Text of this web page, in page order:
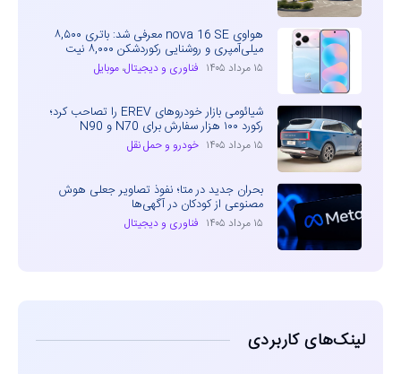
هواوی nova 16 SE معرفی شد: باتری ۸,۵۰۰
میلی‌آمپری و روشنایی رکوردشکن ۸,۰۰۰ نیت
۱۵ مرداد ۱۴۰۵ فناوری و دیجیتال، موبایل
شیائومی بازار خودروهای EREV را تصاحب کرد؛
رکورد ۱۰۰ هزار سفارش برای N70 و N90
۱۵ مرداد ۱۴۰۵ خودرو و حمل نقل
بحران جدید در متا؛ نفوذ تصاویر جعلی هوش
مصنوعی از کودکان در آگهی‌ها
۱۵ مرداد ۱۴۰۵ فناوری و دیجیتال
لینک‌های کاربردی